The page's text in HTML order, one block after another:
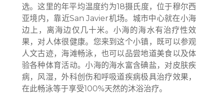
选。这里的年平均温度约为18摄氏度，位于穆尔西
亚境内，靠近San Javier机场。城市中心就在小海
边上，离海边仅几十米。小海的海水有治疗性效
果，对人体很健康。您来到这个小镇，既可以参观
人文古迹，海滩畅泳，也可以品尝地道美食以及体
验各种体育活动。小海的海水富含碘盐，对皮肤疾
病，风湿，外科创伤和呼吸道疾病极具治疗效果，
在此畅泳等于享受100%天然的沐浴治疗。